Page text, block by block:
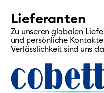
Lieferanten
Zu unseren globalen
und persönliche Kontakte
Verlässlichkeit sind uns